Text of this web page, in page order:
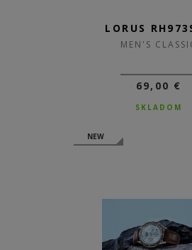
LORUS
MEN'S
69,00 €
SKLADOM
NEW